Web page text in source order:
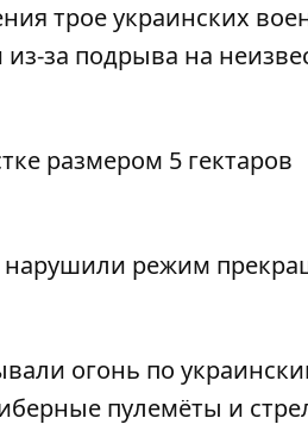
трое украинских
за подрыва на
размером 5 гектаров
нарушили режим
огонь по
пулемёты и